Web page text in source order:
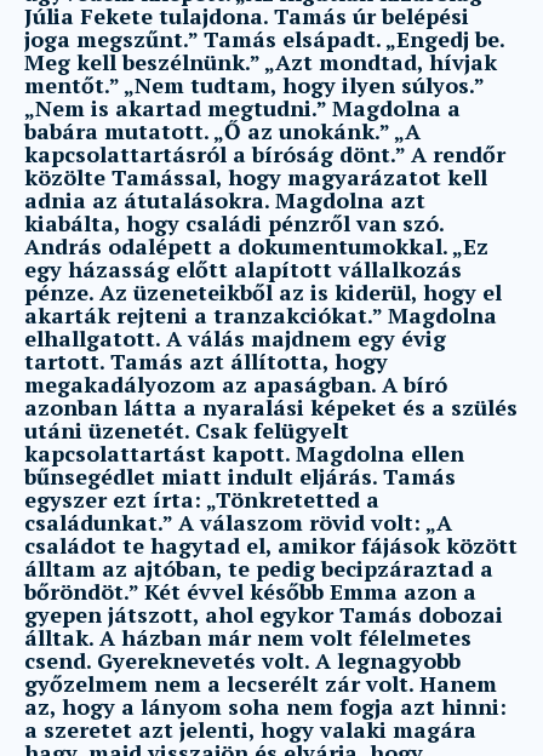
Júlia Fekete tulajdona. Tamás úr belépési
joga megszűnt.” Tamás elsápadt. „Engedj be.
Meg kell beszélnünk.” „Azt mondtad, hívjak
mentőt.” „Nem tudtam, hogy ilyen súlyos.”
„Nem is akartad megtudni.” Magdolna a
babára mutatott. „Ő az unokánk.” „A
kapcsolattartásról a bíróság dönt.” A rendőr
közölte Tamással, hogy magyarázatot kell
adnia az átutalásokra. Magdolna azt
kiabálta, hogy családi pénzről van szó.
András odalépett a dokumentumokkal. „Ez
egy házasság előtt alapított vállalkozás
pénze. Az üzeneteikből az is kiderül, hogy el
akarták rejteni a tranzakciókat.” Magdolna
elhallgatott. A válás majdnem egy évig
tartott. Tamás azt állította, hogy
megakadályozom az apaságban. A bíró
azonban látta a nyaralási képeket és a szülés
utáni üzenetét. Csak felügyelt
kapcsolattartást kapott. Magdolna ellen
bűnsegédlet miatt indult eljárás. Tamás
egyszer ezt írta: „Tönkretetted a
családunkat.” A válaszom rövid volt: „A
családot te hagytad el, amikor fájások között
álltam az ajtóban, te pedig becipzáraztad a
bőröndöt.” Két évvel később Emma azon a
gyepen játszott, ahol egykor Tamás dobozai
álltak. A házban már nem volt félelmetes
csend. Gyereknevetés volt. A legnagyobb
győzelmem nem a lecserélt zár volt. Hanem
az, hogy a lányom soha nem fogja azt hinni:
a szeretet azt jelenti, hogy valaki magára